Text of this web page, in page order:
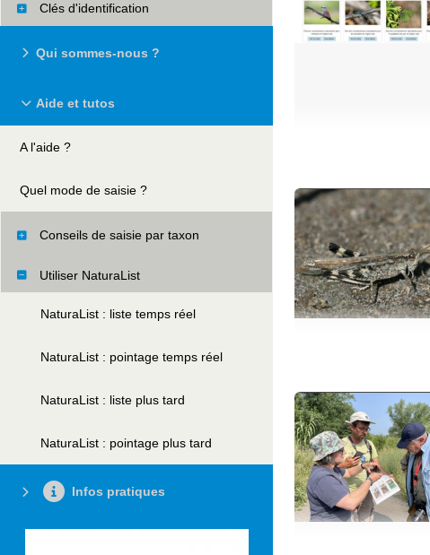
Clés d'identification
Qui sommes-nous ?
Aide et tutos
A l'aide ?
Quel mode de saisie ?
Conseils de saisie par taxon
Utiliser NaturaList
NaturaList : liste temps réel
NaturaList : pointage temps réel
NaturaList : liste plus tard
NaturaList : pointage plus tard
Infos pratiques